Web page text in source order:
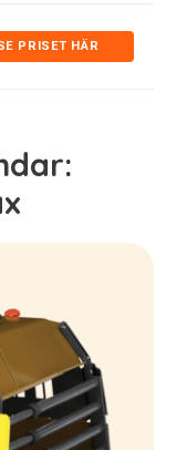
PRISET HÄR